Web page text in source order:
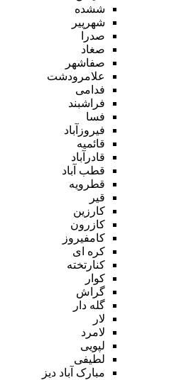
ششده
شهرپیر
صدرا
صغاد
صفاشهر
علامرودشت
فدامی
فراشبند
فسا
فیروزآباد
قائمیه
قادرآباد
قطب آباد
قطرویه
قیر
کارزین
کازرون
کامفیروز
کره ای
کنارتخته
کوار
گراش
گله دار
لار
لامرد
لپویی
لطیفی
مبارک آباد دیز